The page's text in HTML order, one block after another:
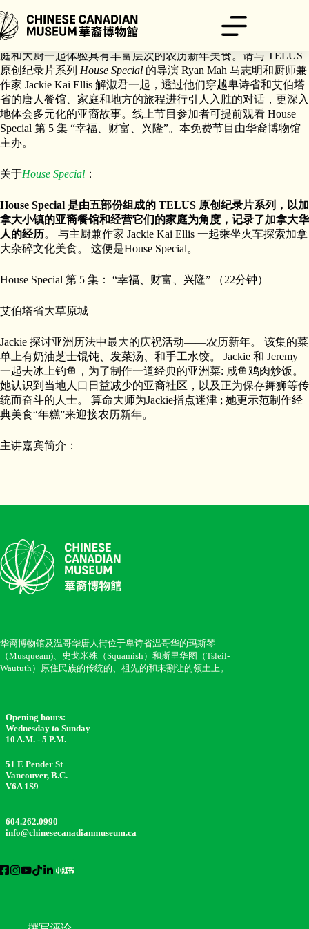
至
内
从传统的发菜汤至奶油芝士馄饨，在艾伯塔省大草原城与华裔家
庭和大厨一起体验具有丰富层次的农历新年美食。请与 TELUS
原创纪录片系列 House Special 的导演 Ryan Mah 马志明和厨师兼
作家 Jackie Kai Ellis 解淑君一起，透过他们穿越卑诗省和艾伯塔
省的唐人餐馆、家庭和地方的旅程进行引人入胜的对话，更深入
地体会多元化的亚裔故事。线上节目参加者可提前观看 House
Special 第 5 集 “幸福、财富、兴隆”。本免费节目由华裔博物馆
主办。
关于House Special ：
House Special 是由五部份组成的 TELUS 原创纪录片系列，以加
拿大小镇的亚裔餐馆和经营它们的家庭为角度，记录了加拿大华
人的经历。 与主厨兼作家 Jackie Kai Ellis 一起乘坐火车探索加拿
大杂碎文化美食。 这便是House Special。
House Special 第 5 集： “幸福、财富、兴隆” （22分钟）
艾伯塔省大草原城
Jackie 探讨亚洲历法中最大的庆祝活动——农历新年。 该集的菜
单上有奶油芝士馄饨、发菜汤、和手工水饺。 Jackie 和 Jeremy
一起去冰上钓鱼，为了制作一道经典的亚洲菜: 咸鱼鸡肉炒饭。
她认识到当地人口日益减少的亚裔社区，以及正为保存舞狮等传
统而奋斗的人士。 算命大师为Jackie指点迷津 ; 她更示范制作经
典美食“年糕”来迎接农历新年。
主讲嘉宾简介：
华裔博物馆及温哥华唐人街位于卑诗省温哥华的玛斯琴
（Musqueam)、史戈米殊（Squamish）和斯里华图（Tsleil-
Waututh）原住民族的传统的、祖先的和未割让的领土上。
Opening hours:
Wednesday to Sunday
10 A.M. - 5 P.M.
51 E Pender St
Vancouver, B.C.
V6A 1S9
604.262.0990
info@chinesecanadianmuseum.ca